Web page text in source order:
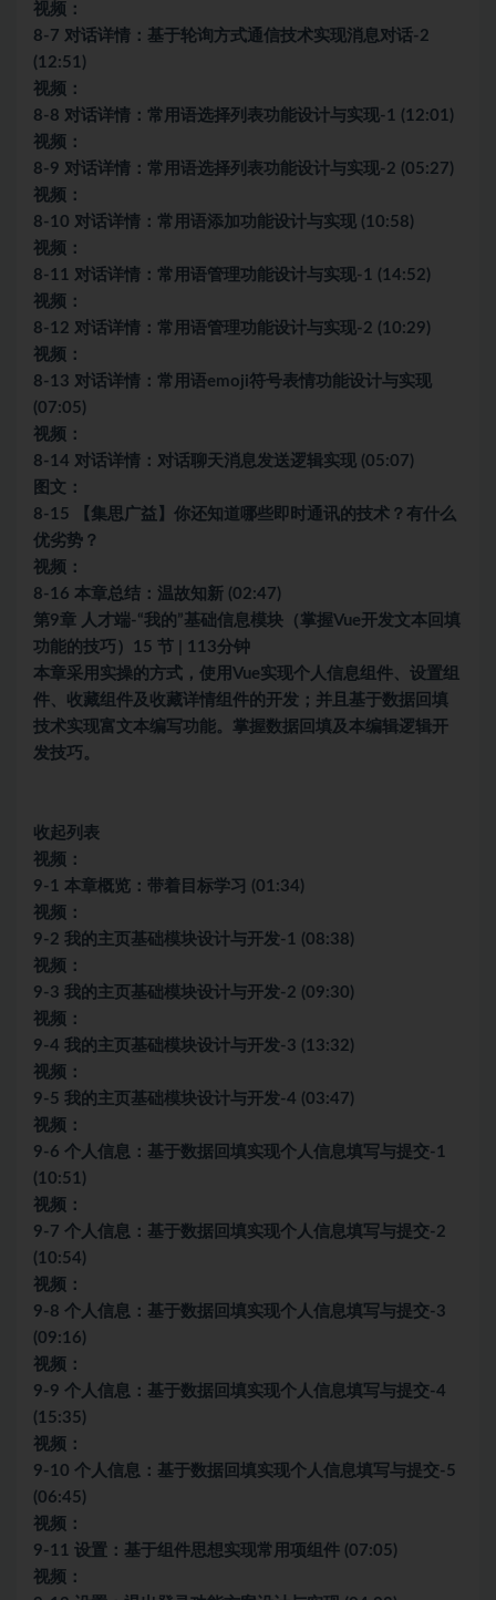
视频：
8-7 对话详情：基于轮询方式通信技术实现消息对话-2
(12:51)
视频：
8-8 对话详情：常用语选择列表功能设计与实现-1 (12:01)
视频：
8-9 对话详情：常用语选择列表功能设计与实现-2 (05:27)
视频：
8-10 对话详情：常用语添加功能设计与实现 (10:58)
视频：
8-11 对话详情：常用语管理功能设计与实现-1 (14:52)
视频：
8-12 对话详情：常用语管理功能设计与实现-2 (10:29)
视频：
8-13 对话详情：常用语emoji符号表情功能设计与实现
(07:05)
视频：
8-14 对话详情：对话聊天消息发送逻辑实现 (05:07)
图文：
8-15 【集思广益】你还知道哪些即时通讯的技术？有什么
优劣势？
视频：
8-16 本章总结：温故知新 (02:47)
第9章 人才端-“我的”基础信息模块（掌握Vue开发文本回填
功能的技巧）15 节 | 113分钟
本章采用实操的方式，使用Vue实现个人信息组件、设置组
件、收藏组件及收藏详情组件的开发；并且基于数据回填
技术实现富文本编写功能。掌握数据回填及本编辑逻辑开
发技巧。
收起列表
视频：
9-1 本章概览：带着目标学习 (01:34)
视频：
9-2 我的主页基础模块设计与开发-1 (08:38)
视频：
9-3 我的主页基础模块设计与开发-2 (09:30)
视频：
9-4 我的主页基础模块设计与开发-3 (13:32)
视频：
9-5 我的主页基础模块设计与开发-4 (03:47)
视频：
9-6 个人信息：基于数据回填实现个人信息填写与提交-1
(10:51)
视频：
9-7 个人信息：基于数据回填实现个人信息填写与提交-2
(10:54)
视频：
9-8 个人信息：基于数据回填实现个人信息填写与提交-3
(09:16)
视频：
9-9 个人信息：基于数据回填实现个人信息填写与提交-4
(15:35)
视频：
9-10 个人信息：基于数据回填实现个人信息填写与提交-5
(06:45)
视频：
9-11 设置：基于组件思想实现常用项组件 (07:05)
视频：